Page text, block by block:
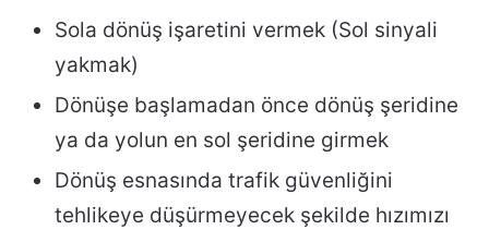
Sola dönüş işaretini vermek (Sol sinyali
yakmak)
Dönüşe başlamadan önce dönüş şeridine
ya da yolun en sol şeridine girmek
Dönüş esnasında trafik güvenliğini
tehlikeye düşürmeyecek şekilde hızımızı